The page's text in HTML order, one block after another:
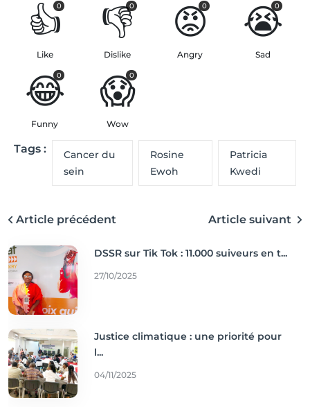
👍
0
Like
👎
0
Dislike
😡
0
Angry
😭
0
Sad
😂
0
Funny
😱
0
Wow
Tags :
Cancer du
sein
Rosine
Ewoh
Patricia
Kwedi
Article précédent Article suivant
DSSR sur Tik Tok : 11.000 suiveurs en t...
27/10/2025
Justice climatique : une priorité pour
l...
04/11/2025